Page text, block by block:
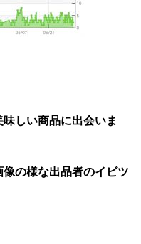
しい商品に出会いま
の様な出品者のイビツ